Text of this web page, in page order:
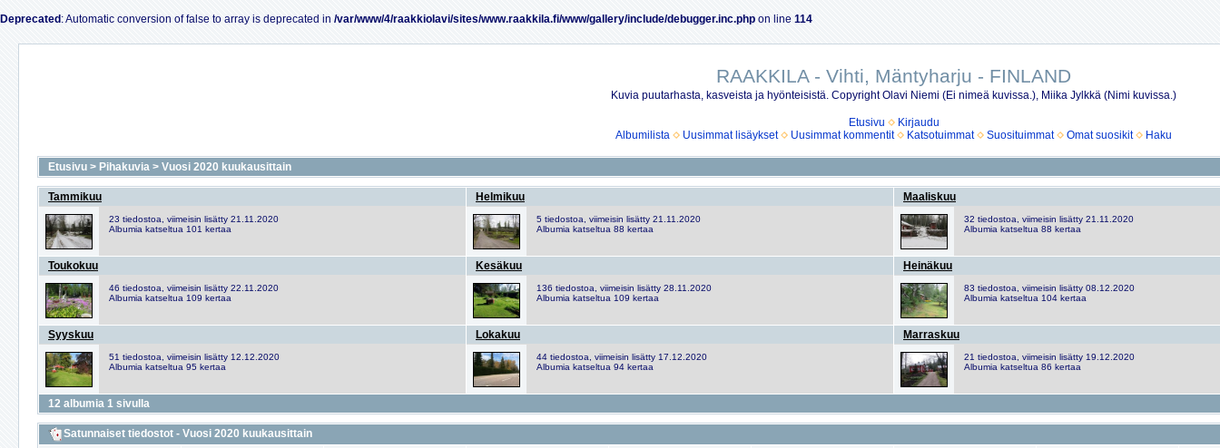
Deprecated : Automatic conversion of false to array is deprecated in /var/www/4/raakkiolavi/sites/www.raakkila.fi/www/gallery/include/debugger.inc.php on line 114
RAAKKILA - Vihti, Mäntyharju - FINLAND
Kuvia puutarhasta, kasveista ja hyönteisistä. Copyright Olavi Niemi (Ei nimeä kuvissa.), Miika Jylkkä (Nimi kuvissa.)
Etusivu
Kirjaudu
Albumilista
Uusimmat lisäykset Uusimmat kommentit Katsotuimmat Suosituimmat Omat suosikit Haku
Etusivu > Pihakuvia > Vuosi 2020 kuukausittain
Tammikuu
23 tiedostoa, viimeisin lisätty 21.11.2020
Albumia katseltua 101 kertaa
Helmikuu
5 tiedostoa, viimeisin lisätty 21.11.2020
Albumia katseltua 88 kertaa
Maaliskuu
32 tiedostoa, viimeisin lisätty 21.11.2020
Albumia katseltua 88 kertaa
Toukokuu
46 tiedostoa, viimeisin lisätty 22.11.2020
Albumia katseltua 109 kertaa
Kesäkuu
136 tiedostoa, viimeisin lisätty 28.11.2020
Albumia katseltua 109 kertaa
Heinäkuu
83 tiedostoa, viimeisin lisätty 08.12.2020
Albumia katseltua 104 kertaa
Syyskuu
51 tiedostoa, viimeisin lisätty 12.12.2020
Albumia katseltua 95 kertaa
Lokakuu
44 tiedostoa, viimeisin lisätty 17.12.2020
Albumia katseltua 94 kertaa
Marraskuu
21 tiedostoa, viimeisin lisätty 19.12.2020
Albumia katseltua 86 kertaa
12 albumia 1 sivulla
Satunnaiset tiedostot - Vuosi 2020 kuukausittain